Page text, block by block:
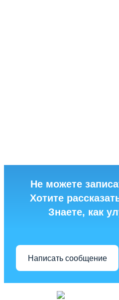
Не можете
Хотите
Знаете, как
Написать сообщение